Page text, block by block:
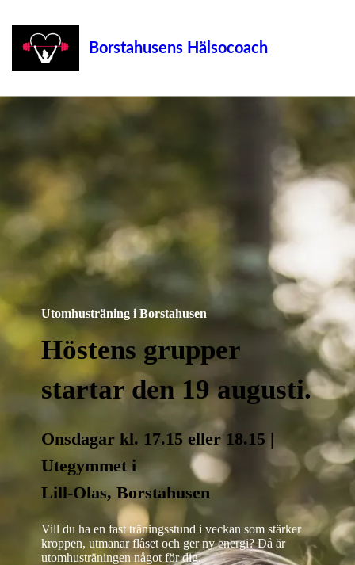
Borstahusens Hälsocoach
Utomhusträning i Borstahusen
Höstens grupper
startar den 19 augusti.
Onsdagar kl. 17.15 eller 18.15 |
Utegymmet i
Lill-Olas, Borstahusen
Vill du ha en fast träningsstund i veckan som stärker
kroppen, utmanar flåset och ger ny energi?Då är
utomhusträningen något för dig.